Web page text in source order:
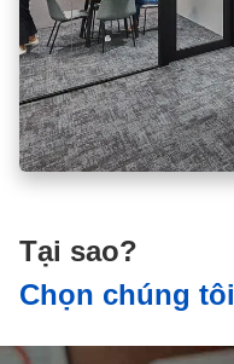
Tại sao?
Chọn chúng tôi